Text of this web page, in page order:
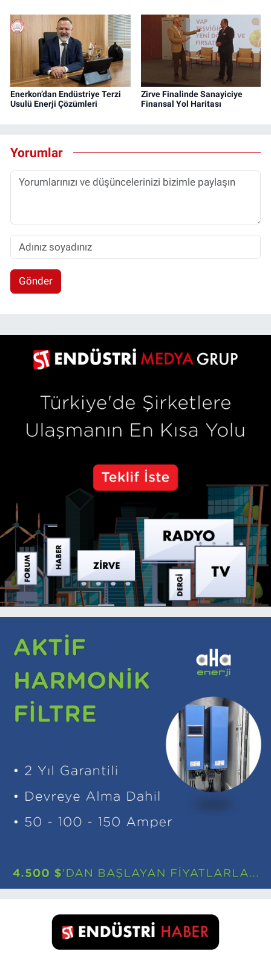
Enerkon’dan Endüstriye Terzi
Usulü Enerji Çözümleri
Zirve Finalinde Sanayiciye
Finansal Yol Haritası
Yorumlar
Gönder